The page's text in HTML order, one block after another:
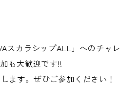
スカラシップALL」へのチャレ
も大歓迎です!!
ます。ぜひご参加ください！